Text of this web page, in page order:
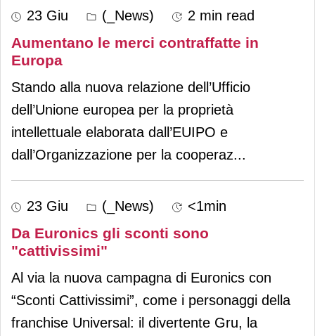
23 Giu (_News) 2 min read
Aumentano le merci contraffatte in
Europa
Stando alla nuova relazione dell’Ufficio
dell’Unione europea per la proprietà
intellettuale elaborata dall’EUIPO e
dall’Organizzazione per la cooperaz...
23 Giu (_News) <1min
Da Euronics gli sconti sono
"cattivissimi"
Al via la nuova campagna di Euronics con
“Sconti Cattivissimi”, come i personaggi della
franchise Universal: il divertente Gru, la